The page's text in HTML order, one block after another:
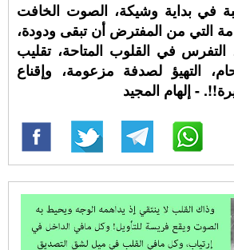
في بداية وشيكة، الصوت الخافت
التي من المفترض أن تبقى ودودة،
في القلوب المتاحة، تقليب
التهيؤ لصدفة مزعومة، وإقناع
- إلهام المجيد